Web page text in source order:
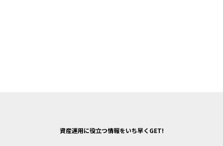
資産運用に役立つ情報をいち早くGET!